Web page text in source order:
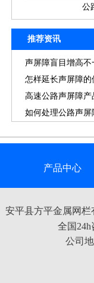
公
推荐资讯
声屏障盲目增高不
怎样延长声屏障的
高速公路声屏障产
成如何处理公路声屏
产品中心
安平县方平金属网
全国24h
公司